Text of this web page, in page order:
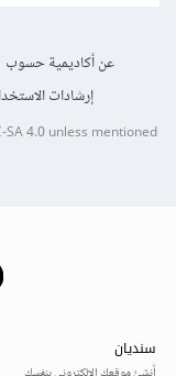
عن أكاديمية حسوب
إرشادات
SA 4.0unless mentioned